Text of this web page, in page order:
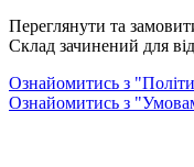
Переглянути та
Склад зачинений для
Ознайомитись з
Ознайомитись з